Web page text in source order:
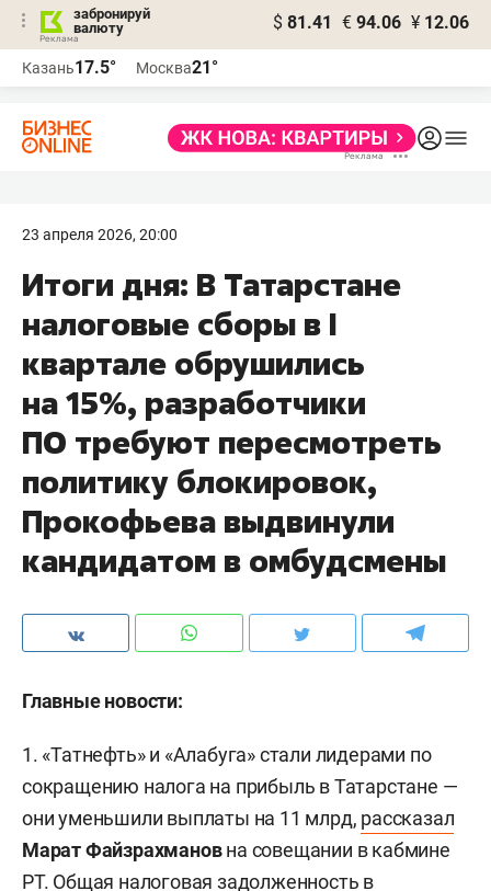
забронируй
валюту
$ 81.41 € 94.06 ¥ 12.06
Казань17.5° Москва21°
23 апреля 2026, 20:00
Итоги дня: В Татарстане
налоговые сборы в I
квартале обрушились
на 15%, разработчики
ПО требуют пересмотреть
политику блокировок,
Прокофьева выдвинули
кандидатом в омбудсмены
Главные новости:
1. «Татнефть» и «Алабуга» стали лидерами по
сокращению налога на прибыль в Татарстане —
они уменьшили выплаты на 11 млрд, рассказал
Марат Файзрахмановна совещании в кабмине
РТ. Общая налоговая задолженность в